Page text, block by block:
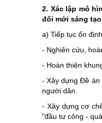
2. Xác lập mô
đổi mới sáng
a) Tiếp tục ổn
- Nghiên cứu,
- Hoàn thiện
- Xây dựng Đề án
người dân.
- Xây dựng cơ
"đầu tư công -